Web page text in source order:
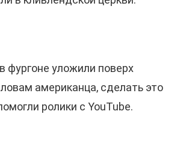
фургоне уложили поверх
американца, сделать это
ролики с YouTube.